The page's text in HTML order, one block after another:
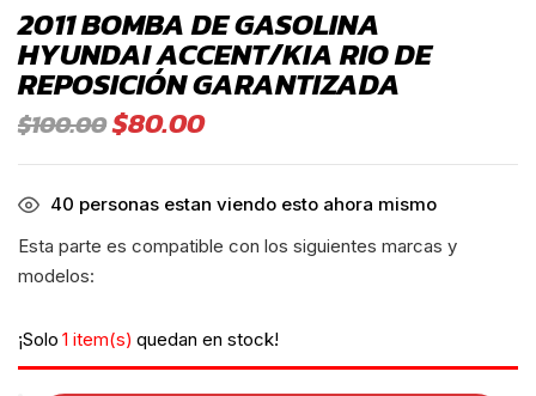
2011 BOMBA DE GASOLINA
HYUNDAI ACCENT/KIA RIO DE
REPOSICIÓN GARANTIZADA
$100.00$80.00
40 personas estan viendo esto ahora mismo
Esta parte es compatible con los siguientes marcas y
modelos:
¡Solo 1 item(s) quedan en stock!